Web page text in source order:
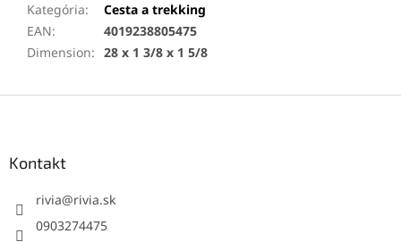
Kategória:
Cesta a trekking
EAN:
4019238805475
Dimension: 28 x 1 3/8 x 1 5/8
Kontakt
rivia@rivia.sk
0903274475